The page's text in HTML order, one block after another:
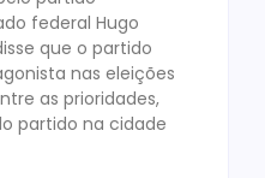
federal Hugo
que o partido
nas eleições
as prioridades,
partido na cidade